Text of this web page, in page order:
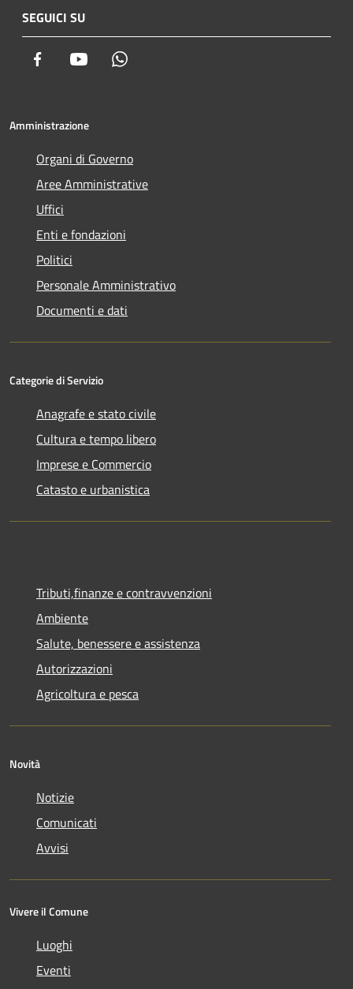
SEGUICI SU
Facebook Youtube
Amministrazione
Organi di Governo
Aree Amministrative
Uffici
Enti e fondazioni
Politici
Personale Amministrativo
Documenti e dati
Categorie di Servizio
Anagrafe e stato civile
Cultura e tempo libero
Imprese e Commercio
Catasto e urbanistica
Tributi,finanze e contravvenzioni
Ambiente
Salute, benessere e assistenza
Autorizzazioni
Agricoltura e pesca
Novità
Notizie
Comunicati
Avvisi
Vivere il Comune
Luoghi
Eventi